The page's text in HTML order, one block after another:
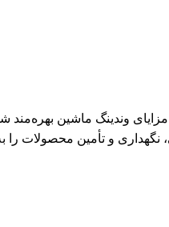
وندینگ ماشین بهره‌مند
نگهداری و تأمین محصولات را